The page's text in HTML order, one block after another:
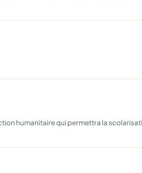
humanitaire qui permettra la